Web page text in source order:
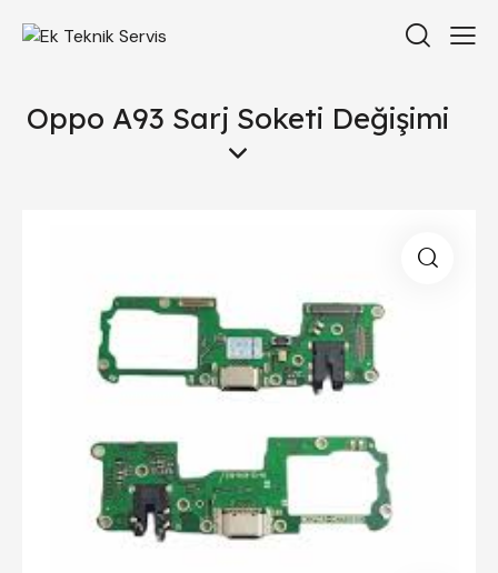
Oppo A93 Sarj Soketi Değişimi